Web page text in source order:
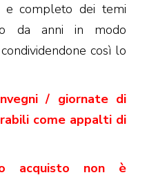
e completo dei temi
da anni in modo
così lo
/ giornate di
come appalti di
acquisto non è